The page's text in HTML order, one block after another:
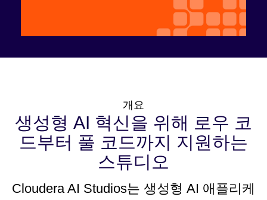
개요
생성형 AI 혁신을 위해 로우 코
드부터 풀 코드까지 지원하는
스튜디오
Cloudera AI Studios는 생성형 AI 애플리케